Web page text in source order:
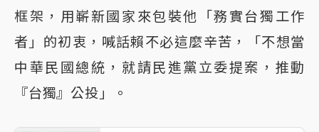
框架，用嶄新國家來包裝他「務實台獨工作
者」的初衷，喊話賴不必這麼辛苦，「不想當
中華民國總統，就請民進黨立委提案，推動
『台獨』公投」。